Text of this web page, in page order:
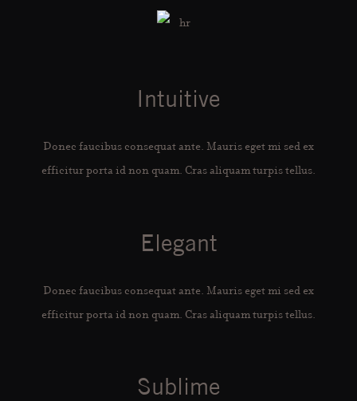
Intuitive
Donec faucibus consequat ante. Mauris eget mi sed ex
efficitur porta id non quam. Cras aliquam turpis tellus.
Elegant
Donec faucibus consequat ante. Mauris eget mi sed ex
efficitur porta id non quam. Cras aliquam turpis tellus.
Sublime